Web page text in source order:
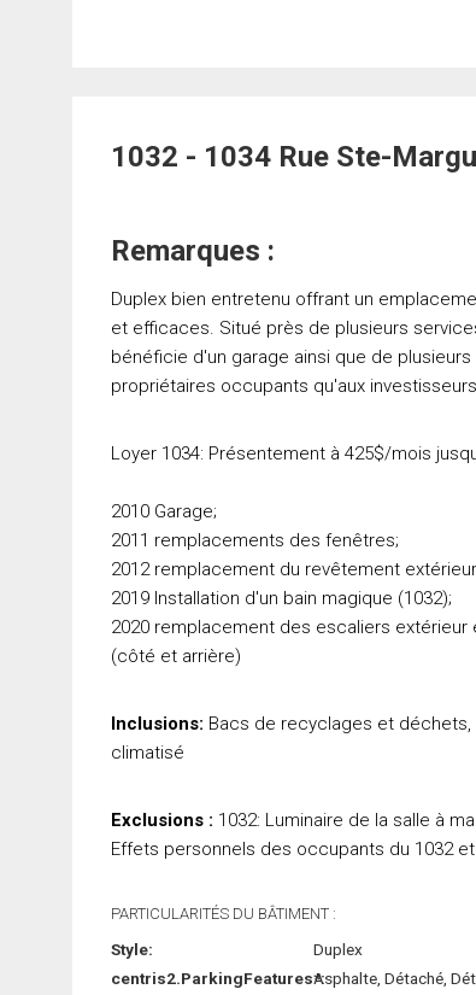
1032 - 1034 Rue Ste-
Remarques :
Duplex bien entretenu offrant un
et efficaces. Situé près de plusieurs
bénéficie d'un garage ainsi que de
propriétaires occupants qu'aux
Loyer 1034: Présentement à 425$/mois
2010 Garage;
2011 remplacements des fenêtres;
2012 remplacement du revêtement
2019 Installation d'un bain magique (1032);
2020 remplacement des escaliers extérieur
(côté et arrière)
Inclusions: Bacs de recyclages et déchets,
climatisé
Exclusions : 1032: Luminaire de la salle à
Effets personnels des occupants du 1032
PARTICULARITÉS DU BÂTIMENT :
Style:
Duplex
centris2.ParkingFeatures*:Asphalte, Détaché,